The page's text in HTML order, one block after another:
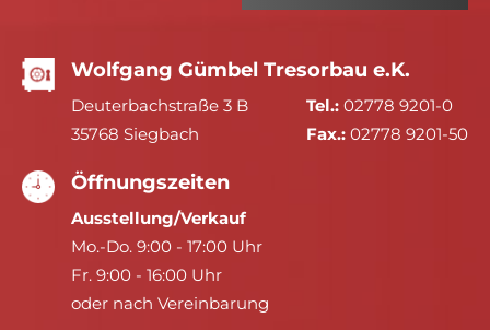
Wolfgang Gümbel Tresorbau e.K.
Deuterbachstraße 3 B
35768 Siegbach
Tel.: 02778 9201-0
Fax.: 02778 9201-50
Öffnungszeiten
Ausstellung/Verkauf
Mo.-Do. 9:00 - 17:00 Uhr
Fr. 9:00 - 16:00 Uhr
oder nach Vereinbarung